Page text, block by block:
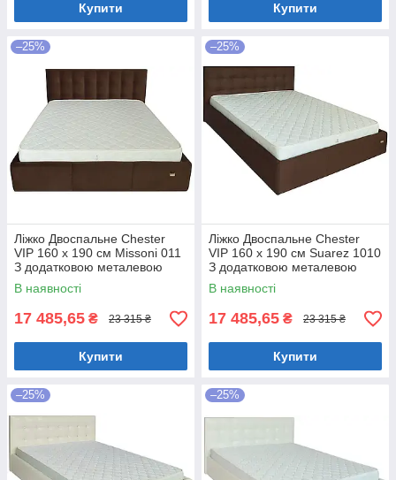
Купити Купити
–25%
Ліжко Двоспальне Chester
VIP 160 х 190 см Missoni 011
З додатковою металевою
цільнозварною рамою
Темно-коричневий
В наявності
17 485,65 ₴ 23 315 ₴
Купити
–25%
Ліжко Двоспальне Chester
VIP 160 х 190 см Suarez 1010
З додатковою металевою
цільнозварною рамою
Коричневий
В наявності
17 485,65 ₴ 23 315 ₴
Купити
–25% –25%